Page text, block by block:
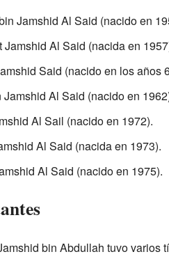
Jamshid Al Said (nacido en
Al Said (nacida en
Said (nacido en los años
Al Said (nacido en
Al Sail (nacido en 1972).
Al Said (nacida en 1973).
Al Said (nacido en 1975).
bin Abdullah tuvo varios